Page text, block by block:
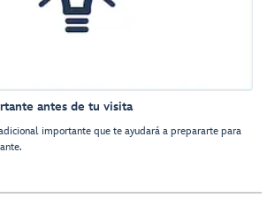
antes de tu visita
importante que te ayudará a prepararte para